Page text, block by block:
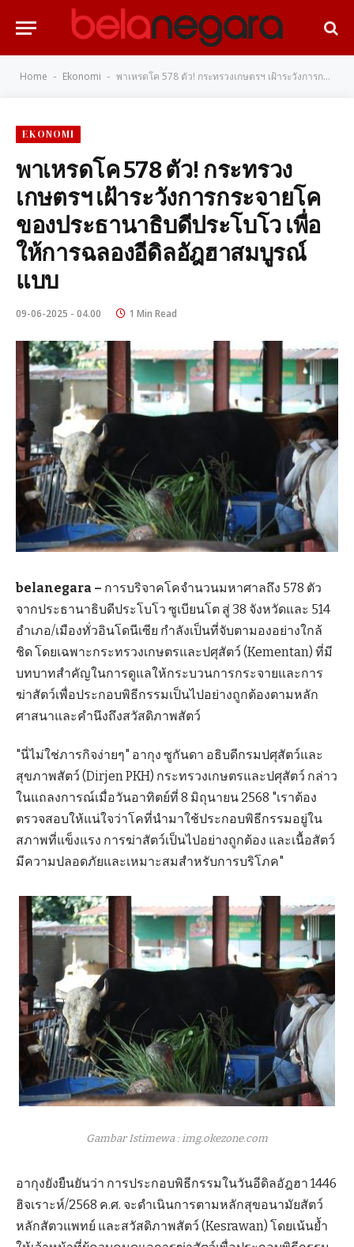
Home - Ekonomi - พาเหรดโค 578 ตัว! กระทรวงเกษตรฯ เฝ้าระวังการกระจายโคของประธานาธิบดีประโบโว เพื่อให้การฉลองอีดิลอัฎฮาสมบูรณ์แบบ
EKONOMI
พาเหรดโค 578 ตัว! กระทรวง
เกษตรฯ เฝ้าระวังการกระจายโค
ของประธานาธิบดีประโบโว เพื่อ
ให้การฉลองอีดิลอัฎฮาสมบูรณ์
แบบ
09-06-2025 - 04.00 1 Min Read
belanegara – การบริจาคโคจำนวนมหาศาลถึง 578 ตัว
จากประธานาธิบดีประโบโว ซูเบียนโต สู่ 38 จังหวัดและ 514
อำเภอ/เมืองทั่วอินโดนีเซีย กำลังเป็นที่จับตามองอย่างใกล้
ชิด โดยเฉพาะกระทรวงเกษตรและปศุสัตว์ (Kementan) ที่มี
บทบาทสำคัญในการดูแลให้กระบวนการกระจายและการ
ฆ่าสัตว์เพื่อประกอบพิธีกรรมเป็นไปอย่างถูกต้องตามหลัก
ศาสนาและคำนึงถึงสวัสดิภาพสัตว์
"นี่ไม่ใช่ภารกิจง่ายๆ" อากุง ซูกันดา อธิบดีกรมปศุสัตว์และ
สุขภาพสัตว์ (Dirjen PKH) กระทรวงเกษตรและปศุสัตว์ กล่าว
ในแถลงการณ์เมื่อวันอาทิตย์ที่ 8 มิถุนายน 2568 "เราต้อง
ตรวจสอบให้แน่ใจว่าโคที่นำมาใช้ประกอบพิธีกรรมอยู่ใน
สภาพที่แข็งแรง การฆ่าสัตว์เป็นไปอย่างถูกต้อง และเนื้อสัตว์
มีความปลอดภัยและเหมาะสมสำหรับการบริโภค"
Gambar Istimewa : img.okezone.com
อากุงยังยืนยันว่า การประกอบพิธีกรรมในวันอีดิลอัฎฮา 1446
ฮิจเราะห์/2568 ค.ศ. จะดำเนินการตามหลักสุขอนามัยสัตว์
หลักสัตวแพทย์ และสวัสดิภาพสัตว์ (Kesrawan) โดยเน้นย้ำ